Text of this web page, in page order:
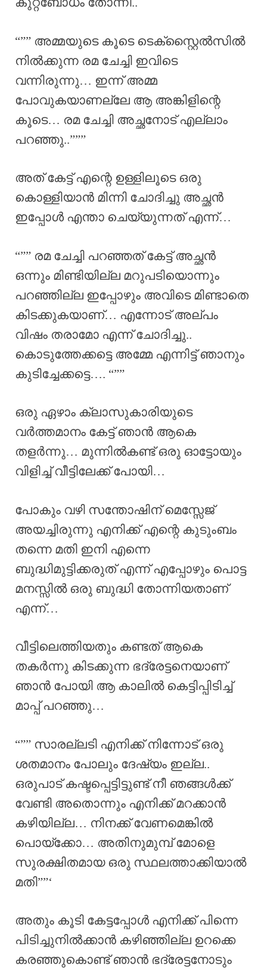
“”” അമ്മയുടെ കൂടെ ടെക്സ്റ്റൈൽസിൽ
നിൽക്കുന്ന രമ ചേച്ചി ഇവിടെ
വന്നിരുന്നു… ഇന്ന് അമ്മ
പോവുകയാണല്ലേ ആ അങ്കിളിന്റെ
കൂടെ… രമ ചേച്ചി അച്ഛനോട് എല്ലാം
പറഞ്ഞു..”””
അത് കേട്ട് എന്റെ ഉള്ളിലൂടെ ഒരു
കൊള്ളിയാൻ മിന്നി ചോദിച്ചു അച്ഛൻ
ഇപ്പോൾ എന്താ ചെയ്യുന്നത് എന്ന്…
“”” രമ ചേച്ചി പറഞ്ഞത് കേട്ട് അച്ഛൻ
ഒന്നും മിണ്ടിയില്ല മറുപടിയൊന്നും
പറഞ്ഞില്ല ഇപ്പോഴും അവിടെ മിണ്ടാതെ
കിടക്കുകയാണ്… എന്നോട് അല്പം
വിഷം തരാമോ എന്ന് ചോദിച്ചു..
കൊടുത്തേക്കട്ടെ അമ്മേ എന്നിട്ട് ഞാനും
കുടിച്ചേക്കട്ടെ…. “””
ഒരു ഏഴാം ക്ലാസുകാരിയുടെ
വർത്തമാനം കേട്ട് ഞാൻ ആകെ
തളർന്നു… മുന്നിൽകണ്ട് ഒരു ഓട്ടോയും
വിളിച്ച് വീട്ടിലേക്ക് പോയി…
പോകും വഴി സന്തോഷിന് മെസ്സേജ്
അയച്ചിരുന്നു എനിക്ക് എന്റെ കുടുംബം
തന്നെ മതി ഇനി എന്നെ
ബുദ്ധിമുട്ടിക്കരുത് എന്ന് എപ്പോഴും പൊട്ട
മനസ്സിൽ ഒരു ബുദ്ധി തോന്നിയതാണ്
എന്ന്…
വീട്ടിലെത്തിയതും കണ്ടത് ആകെ
തകർന്നു കിടക്കുന്ന ഭദ്രേട്ടനെയാണ്
ഞാൻ പോയി ആ കാലിൽ കെട്ടിപ്പിടിച്ച്
മാപ്പ് പറഞ്ഞു…
“”” സാരല്ലടി എനിക്ക് നിന്നോട് ഒരു
ശതമാനം പോലും ദേഷ്യം ഇല്ല..
ഒരുപാട് കഷ്ടപ്പെട്ടിട്ടുണ്ട് നീ ഞങ്ങൾക്ക്
വേണ്ടി അതൊന്നും എനിക്ക് മറക്കാൻ
കഴിയില്ല… നിനക്ക് വേണമെങ്കിൽ
പൊയ്ക്കോ… അതിനുമുമ്പ് മോളെ
സുരക്ഷിതമായ ഒരു സ്ഥലത്താക്കിയാൽ
മതി””‘
അതും കൂടി കേട്ടപ്പോൾ എനിക്ക് പിന്നെ
പിടിച്ചുനിൽക്കാൻ കഴിഞ്ഞില്ല ഉറക്കെ
കരഞ്ഞുകൊണ്ട് ഞാൻ ഭദ്രേട്ടനോടും